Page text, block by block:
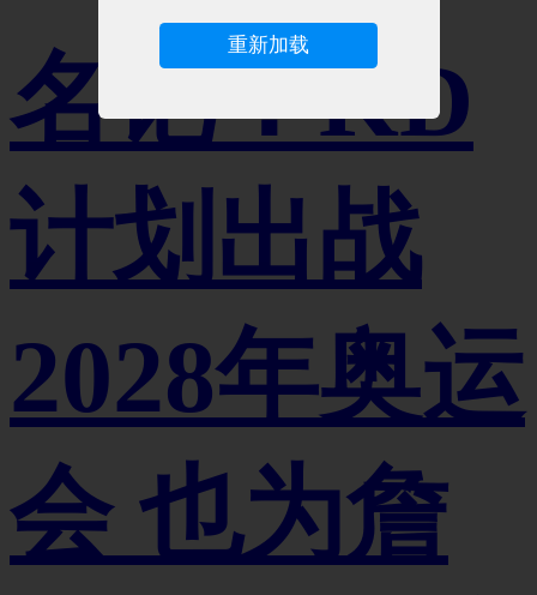
名记：KD
计划出战
2028年奥运
会 也为詹
重新加载